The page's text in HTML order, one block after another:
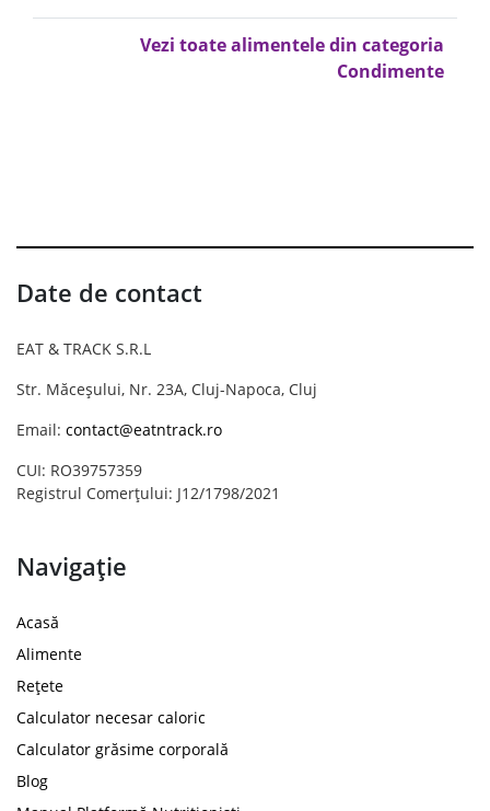
Vezi toate alimentele din categoria
Condimente
Date de contact
EAT & TRACK S.R.L
Str. Măceșului, Nr. 23A, Cluj-Napoca, Cluj
Email: contact@eatntrack.ro
CUI: RO39757359
Registrul Comerțului: J12/1798/2021
Navigație
Acasă
Alimente
Rețete
Calculator necesar caloric
Calculator grăsime corporală
Blog